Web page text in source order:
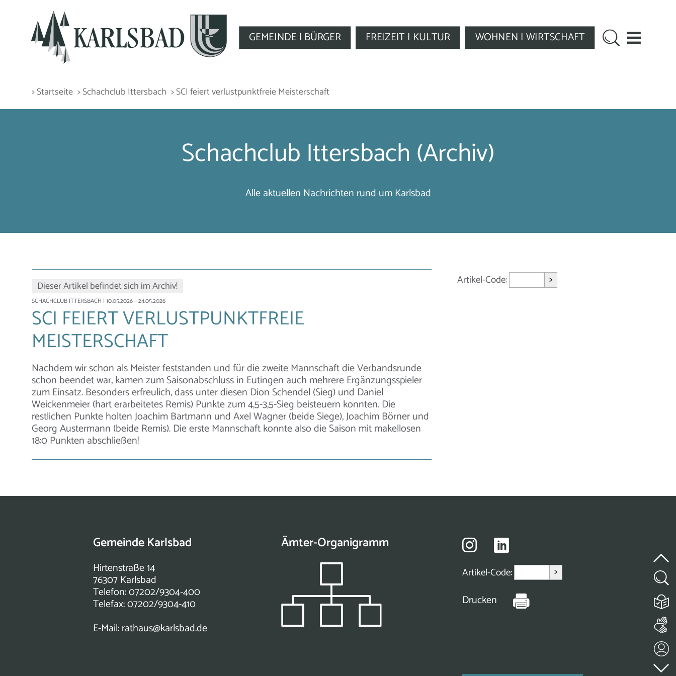
GEMEINDE | BÜRGER FREIZEIT | KULTUR WOHNEN | WIRTSCHAFT
> Startseite > Schachclub Ittersbach > SCI feiert verlustpunktfreie Meisterschaft
Schachclub Ittersbach (Archiv)
Alle aktuellen Nachrichten rund um Karlsbad
Dieser Artikel befindet sich im Archiv!
SCHACHCLUB ITTERSBACH | 10.05.2026 – 24.05.2026
SCI FEIERT VERLUSTPUNKTFREIE
MEISTERSCHAFT
Nachdem wir schon als Meister feststanden und für die zweite Mannschaft die Verbandsrunde
schon beendet war, kamen zum Saisonabschluss in Eutingen auch mehrere Ergänzungsspieler
zum Einsatz. Besonders erfreulich, dass unter diesen Dion Schendel (Sieg) und Daniel
Weickenmeier (hart erarbeitetes Remis) Punkte zum 4,5-3,5-Sieg beisteuern konnten. Die
restlichen Punkte holten Joachim Bartmann und Axel Wagner (beide Siege), Joachim Börner und
Georg Austermann (beide Remis). Die erste Mannschaft konnte also die Saison mit makellosen
18:0 Punkten abschließen!
Artikel-Code: >
Gemeinde Karlsbad
Hirtenstraße 14
76307 Karlsbad
Telefon: 07202/9304-400
Telefax: 07202/9304-410
E-Mail:rathaus@karlsbad.de
Ämter-Organigramm
Artikel-Code: >
Drucken